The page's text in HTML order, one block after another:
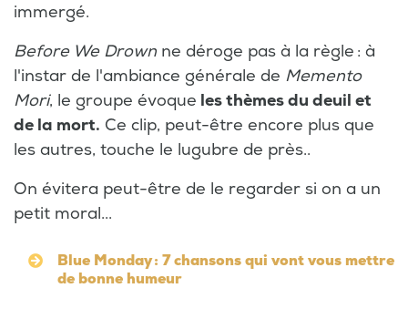
immergé.
Before We Drown ne déroge pas à la règle : à
l'instar de l'ambiance générale de Memento
Mori, le groupe évoque les thèmes du deuil et
de la mort. Ce clip, peut-être encore plus que
les autres, touche le lugubre de près..
On évitera peut-être de le regarder si on a un
petit moral...
Blue Monday : 7 chansons qui vont vous mettre
de bonne humeur